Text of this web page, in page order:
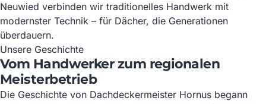
Neuwied verbinden wir traditionelles Handwerk mit
modernster Technik – für Dächer, die Generationen
überdauern.
Unsere Geschichte
Vom Handwerker zum regionalen
Meisterbetrieb
Die Geschichte von Dachdeckermeister Hornus begann